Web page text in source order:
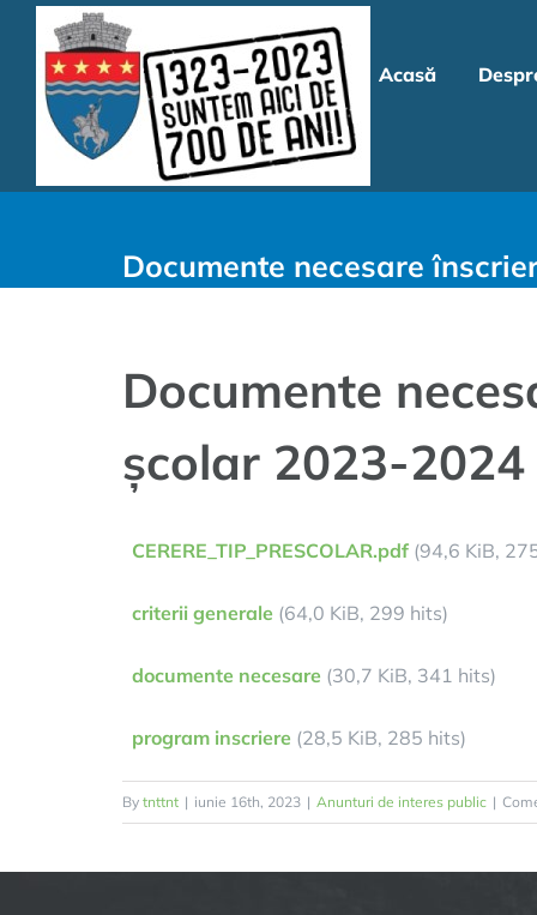
content
Acasă
Documente necesare
Documente
școlar 2023-2024
CERERE_TIP_PRESCOLAR.pdf (94,6 KiB,
criterii generale (64,0 KiB, 299 hits)
documente necesare (30,7 KiB, 341 hits)
program inscriere (28,5 KiB, 285 hits)
By tnttnt | iunie 16th, 2023 | Anunturi de interes public |